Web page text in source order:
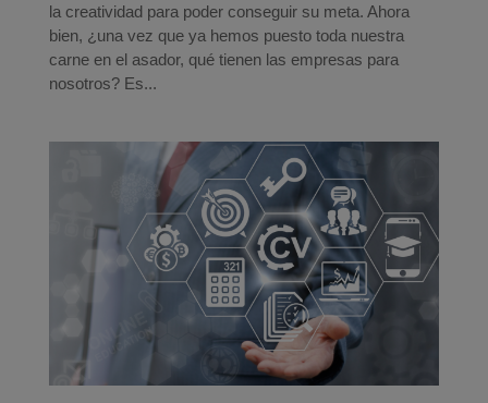
la creatividad para poder conseguir su meta. Ahora
bien, ¿una vez que ya hemos puesto toda nuestra
carne en el asador, qué tienen las empresas para
nosotros? Es...